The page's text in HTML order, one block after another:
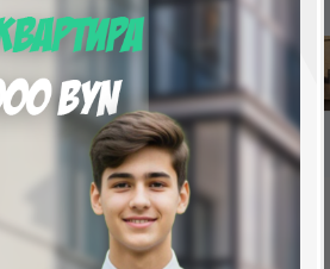
«Минск Мир»
«Чемпионов»
Люкс», квартал